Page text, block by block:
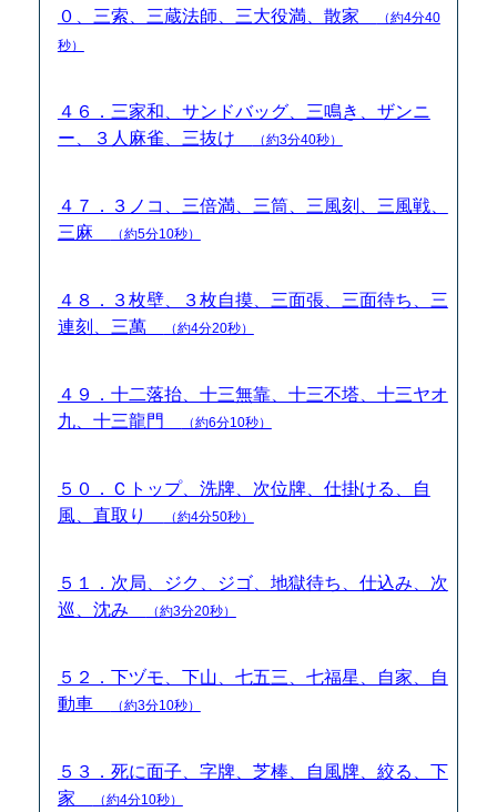
０、三索、三蔵法師、三大役満、散家
（約4分40
秒）
４６．三家和、サンドバッグ、三鳴き、ザンニ
ー、３人麻雀、三抜け
（約3分40秒）
４７．３ノコ、三倍満、三筒、三風刻、三風戦、
三麻
（約5分10秒）
４８．３枚壁、３枚自摸、三面張、三面待ち、三
連刻、三萬
（約4分20秒）
４９．十二落抬、十三無靠、十三不塔、十三ヤオ
九、十三龍門
（約6分10秒）
５０．Ｃトップ、洗牌、次位牌、仕掛ける、自
風、直取り
（約4分50秒）
５１．次局、ジク、ジゴ、地獄待ち、仕込み、次
巡、沈み
（約3分20秒）
５２．下ヅモ、下山、七五三、七福星、自家、自
動車
（約3分10秒）
５３．死に面子、字牌、芝棒、自風牌、絞る、下
家
（約4分10秒）